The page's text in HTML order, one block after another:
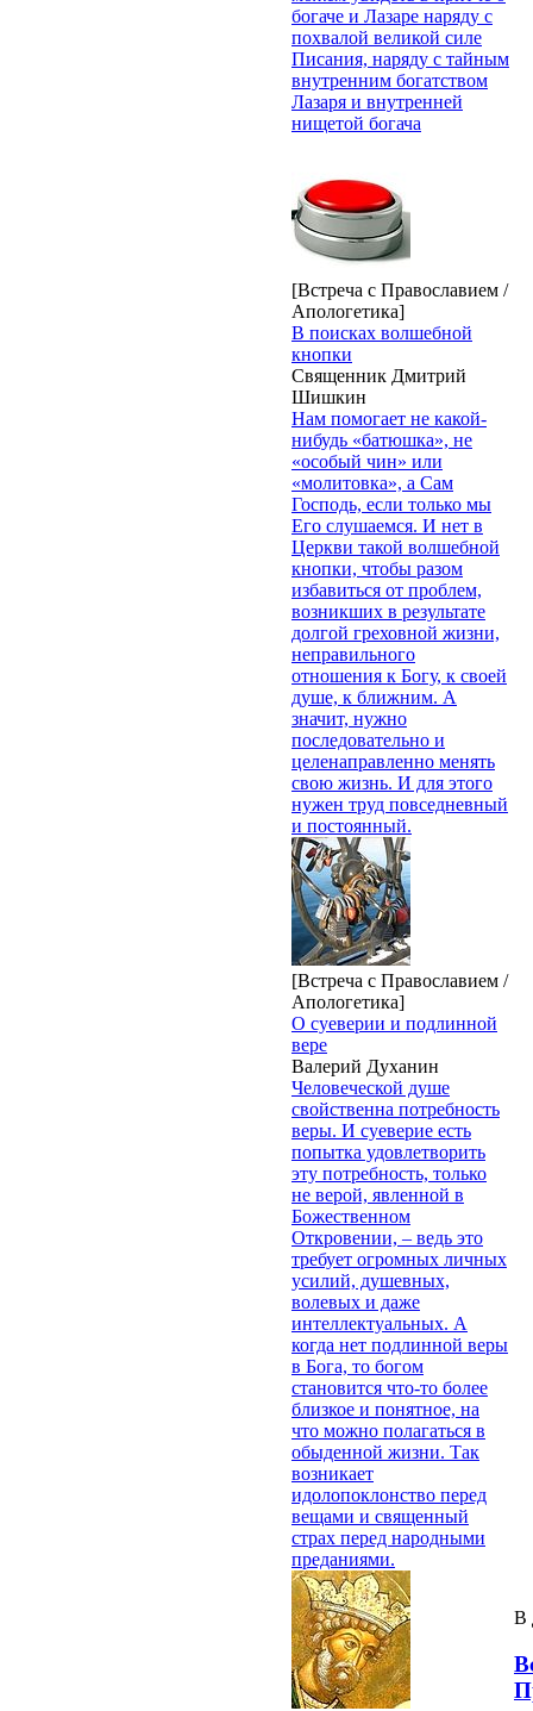
богаче и Лазаре наряду с
похвалой великой силе
Писания, наряду с тайным
внутренним богатством
Лазаря и внутренней
нищетой богача
[Встреча с Православием /
Апологетика]
В поисках волшебной
кнопки
Священник Дмитрий
Шишкин
Нам помогает не какой-
нибудь «батюшка», не
«особый чин» или
«молитовка», а Сам
Господь, если только мы
Его слушаемся. И нет в
Церкви такой волшебной
кнопки, чтобы разом
избавиться от проблем,
возникших в результате
долгой греховной жизни,
неправильного
отношения к Богу, к своей
душе, к ближним. А
значит, нужно
последовательно и
целенаправленно менять
свою жизнь. И для этого
нужен труд повседневный
и постоянный.
[Встреча с Православием /
Апологетика]
О суеверии и подлинной
вере
Валерий Духанин
Человеческой душе
свойственна потребность
веры. И суеверие есть
попытка удовлетворить
эту потребность, только
не верой, явленной в
Божественном
Откровении, – ведь это
требует огромных личных
усилий, душевных,
волевых и даже
интеллектуальных. А
когда нет подлинной веры
в Бога, то богом
становится что-то более
близкое и понятное, на
что можно полагаться в
обыденной жизни. Так
возникает
идолопоклонство перед
вещами и священный
страх перед народными
преданиями.
В